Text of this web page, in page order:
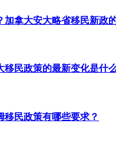
拿大安大略省移民新政
民政策的最新变化是什
民政策有哪些要求？